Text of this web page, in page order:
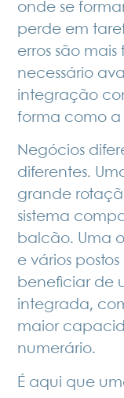
onde se
perde em
erros são
necessário
integração
forma como
Negócios
diferentes.
grande
sistema
balcão. Uma
e vários
beneficiar de
integrada,
maior
numerário.
É aqui que